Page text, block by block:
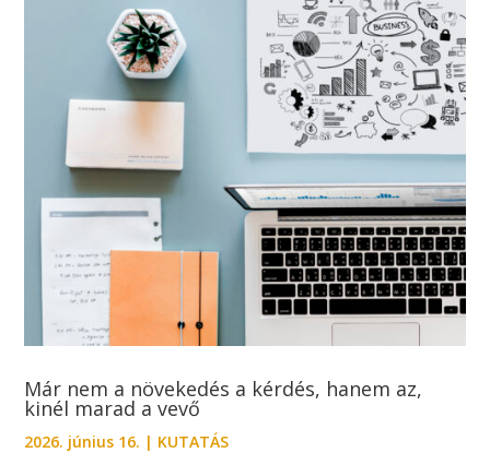
Már nem a növekedés a kérdés, hanem az,
kinél marad a vevő
2026. június 16. | KUTATÁS